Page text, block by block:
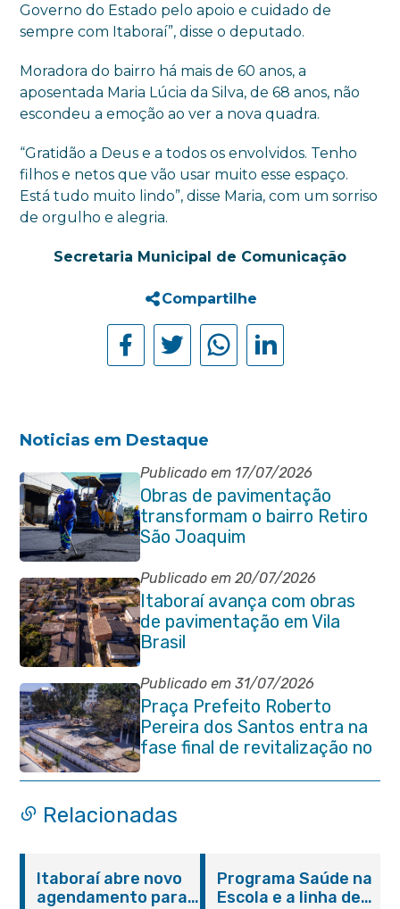
Governo do Estado pelo apoio e cuidado de
sempre com Itaboraí”, disse o deputado.
Moradora do bairro há mais de 60 anos, a
aposentada Maria Lúcia da Silva, de 68 anos, não
escondeu a emoção ao ver a nova quadra.
“Gratidão a Deus e a todos os envolvidos. Tenho
filhos e netos que vão usar muito esse espaço.
Está tudo muito lindo”, disse Maria, com um sorriso
de orgulho e alegria.
Secretaria Municipal de Comunicação
Compartilhe
Noticias em Destaque
Publicado em 17/07/2026
Obras de pavimentação
transformam o bairro Retiro
São Joaquim
Publicado em 20/07/2026
Itaboraí avança com obras
de pavimentação em Vila
Brasil
Publicado em 31/07/2026
Praça Prefeito Roberto
Pereira dos Santos entra na
fase final de revitalização no
Centro de Itaboraí
Relacionadas
Itaboraí abre novo
agendamento para
Programa Saúde na
Escola e a linha de